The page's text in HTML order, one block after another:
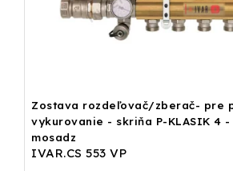
Zostava rozdeľovač/zberač- pre
vykurovanie - skriňa P-KLASIK 4 -
mosadz
IVAR.CS 553 VP